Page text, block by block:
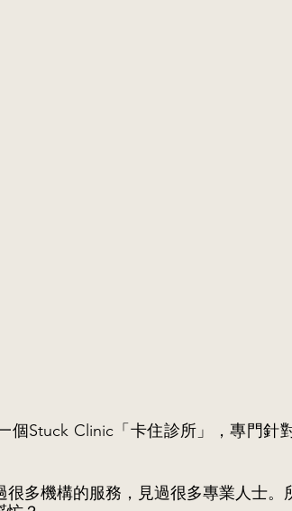
個Stuck Clinic「卡住診所」，專門針
很多機構的服務，見過很多專業人士